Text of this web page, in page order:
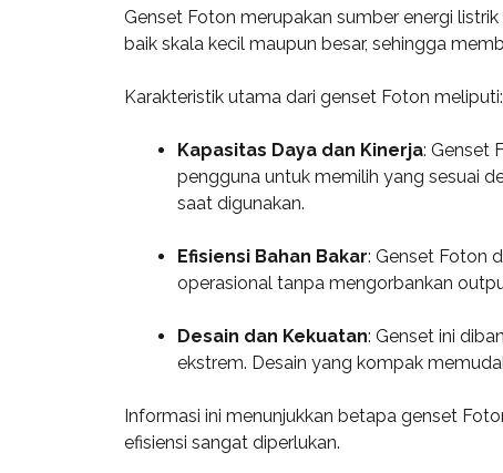
Genset Foton merupakan sumber energi
baik skala kecil maupun besar, sehingga
Karakteristik utama dari genset Foton meliputi:
Kapasitas Daya dan Kinerja: Genset
pengguna untuk memilih yang sesuai
saat digunakan.
Efisiensi Bahan Bakar: Genset Foton
operasional tanpa mengorbankan
Desain dan Kekuatan: Genset ini
ekstrem. Desain yang kompak
Informasi ini menunjukkan betapa genset
efisiensi sangat diperlukan.